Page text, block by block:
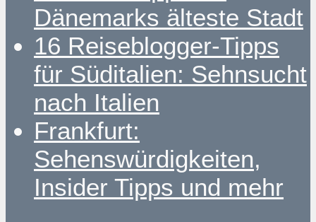
Dänemarks älteste Stadt
16 Reiseblogger-Tipps
für Süditalien: Sehnsucht
nach Italien
Frankfurt:
Sehenswürdigkeiten,
Insider Tipps und mehr